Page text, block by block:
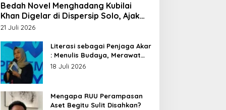
Bedah Novel Menghadang Kubilai
Khan Digelar di Dispersip Solo, Ajak
Publik Menyelami Heroisme Leluhur
21 Juli 2026
Literasi sebagai Penjaga Akar
: Menulis Budaya, Merawat
Identitas
18 Juli 2026
Mengapa RUU Perampasan
Aset Begitu Sulit Disahkan?